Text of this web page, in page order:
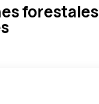
forestales